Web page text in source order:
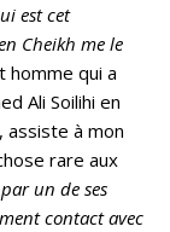
est cet
Cheikh me le
homme qui a
Ali Soilihi en
à mon
rare aux
par un de ses
contact avec